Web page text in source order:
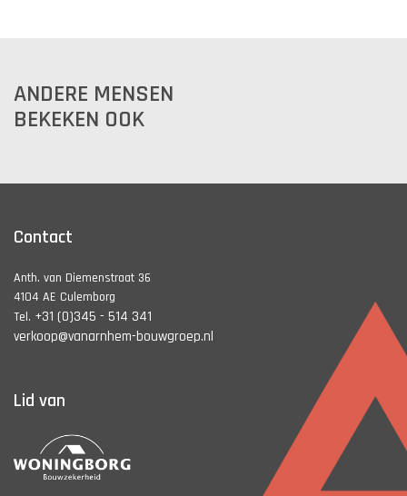
ANDERE MENSEN
BEKEKEN OOK
Contact
Anth. van Diemenstraat 36
4104 AE Culemborg
Tel. +31 (0)345 - 514 341
verkoop@vanarnhem-bouwgroep.nl
Lid van